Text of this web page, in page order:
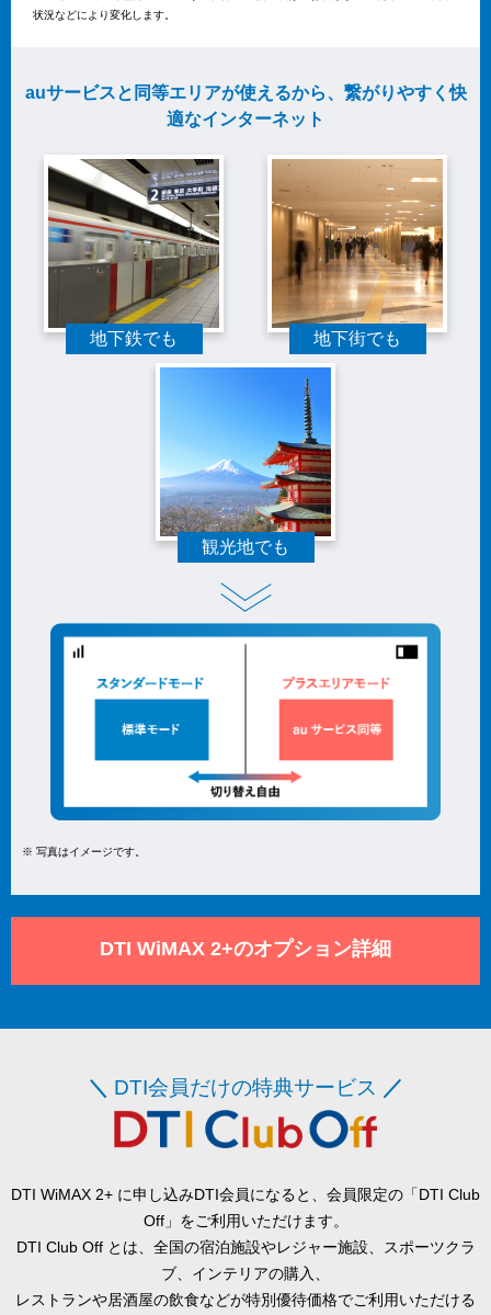
状況などにより変化します。
auサービスと同等エリアが使えるから、繋がりやすく快
適なインターネット
地下鉄でも 地下街でも
観光地でも
※ 写真はイメージです。
DTI WiMAX 2+のオプション詳細
＼ DTI会員だけの特典サービス ／
DTI WiMAX 2+ に申し込みDTI会員になると、会員限定の「DTI Club
Off」をご利用いただけます。
DTI Club Off とは、全国の宿泊施設やレジャー施設、スポーツクラ
ブ、インテリアの購入、
レストランや居酒屋の飲食などが特別優待価格でご利用いただける